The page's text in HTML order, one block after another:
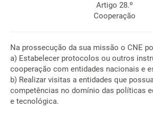
Artigo 28.º
Cooperação
Na prossecução da sua missão o CNE
a) Estabelecer protocolos ou outros
cooperação com entidades nacionais e
b) Realizar visitas a entidades que
competências no domínio das políticas
e tecnológica.